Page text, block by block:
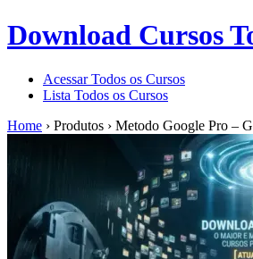
Download Cursos
Acessar Todos os Cursos
Lista Todos os Cursos
Home › Produtos › Metodo Google Pro –